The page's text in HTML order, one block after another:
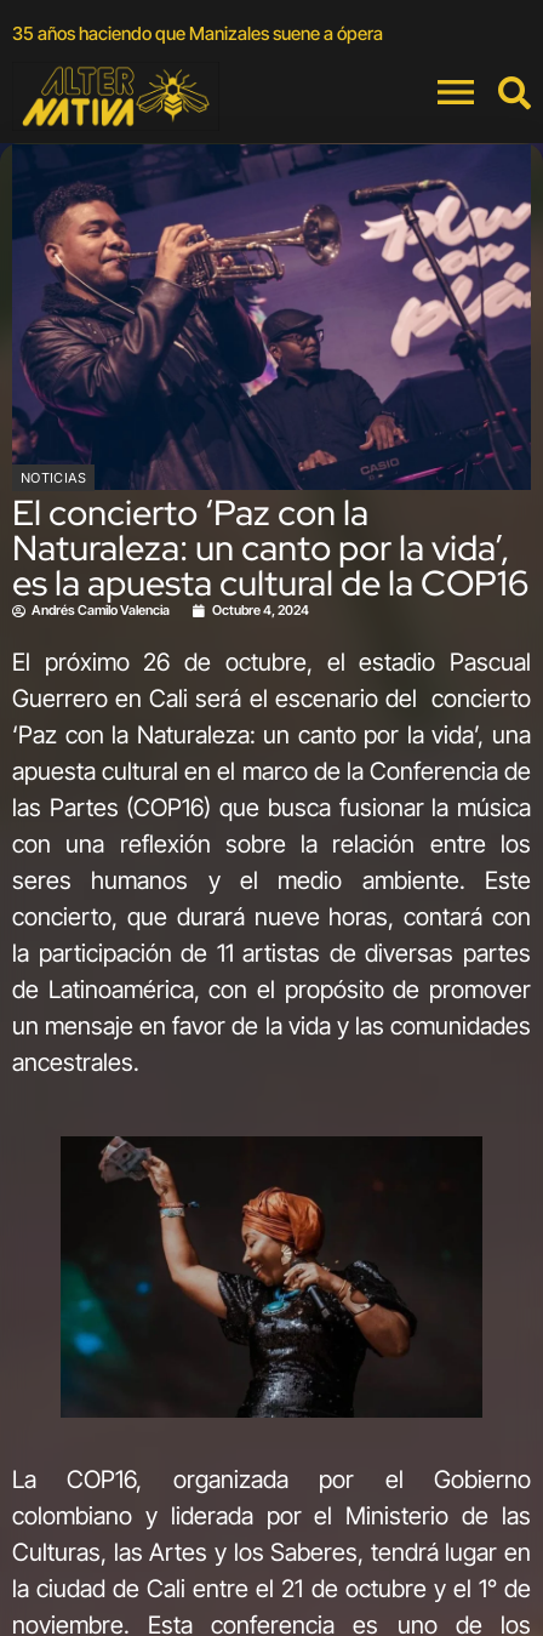
35 años haciendo que Manizales suene a ópera
NOTICIAS
El concierto ‘Paz con la
Naturaleza: un canto por la vida’,
es la apuesta cultural de la COP16
Andrés Camilo Valencia Octubre 4, 2024
El próximo 26 de octubre, el estadio Pascual
Guerrero en Cali será el escenario del concierto
‘Paz con la Naturaleza: un canto por la vida’, una
apuesta cultural en el marco de la Conferencia de
las Partes (COP16) que busca fusionar la música
con una reflexión sobre la relación entre los
seres humanos y el medio ambiente. Este
concierto, que durará nueve horas, contará con
la participación de 11 artistas de diversas partes
de Latinoamérica, con el propósito de promover
un mensaje en favor de la vida y las comunidades
ancestrales.
La COP16, organizada por el Gobierno
colombiano y liderada por el Ministerio de las
Culturas, las Artes y los Saberes, tendrá lugar en
la ciudad de Cali entre el 21 de octubre y el 1° de
noviembre. Esta conferencia es uno de los